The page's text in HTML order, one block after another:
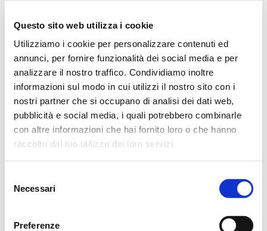
Questo sito web utilizza i cookie
Utilizziamo i cookie per personalizzare contenuti ed
annunci, per fornire funzionalità dei social media e per
analizzare il nostro traffico. Condividiamo inoltre
informazioni sul modo in cui utilizzi il nostro sito con i
nostri partner che si occupano di analisi dei dati web,
pubblicità e social media, i quali potrebbero combinarle
con altre informazioni che hai fornito loro o che hanno
raccolto dal tuo utilizzo dei loro servizi.
delNecessari
Preferenze
cerimonia.
Reggio Emilia, 19 Gennaio 2024
CONDIVIDI